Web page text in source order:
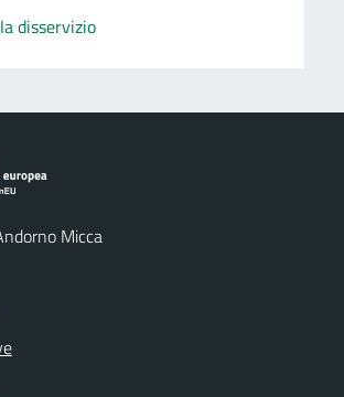
disservizio
Micca